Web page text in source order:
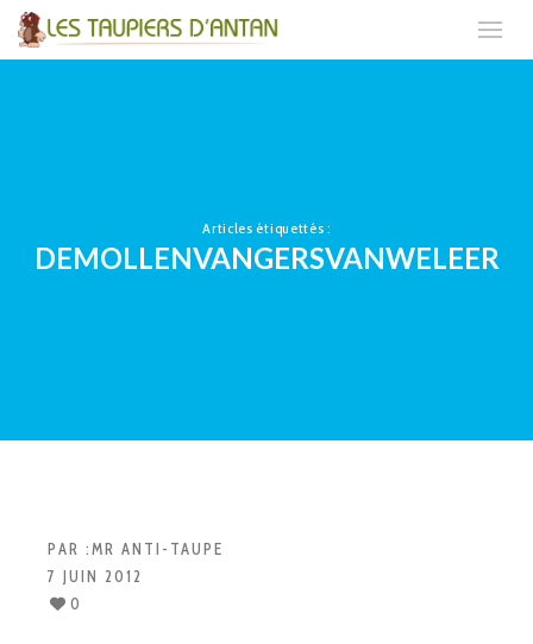
Articles étiquettés :
DEMOLLENVANGERSVANWELEER
PAR :MR ANTI-TAUPE
7 JUIN 2012
0